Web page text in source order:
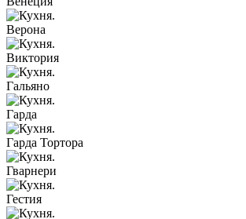
Верона
Виктория
Гальяно
Гарда
Гарда Тортора
Гварнери
Гестия